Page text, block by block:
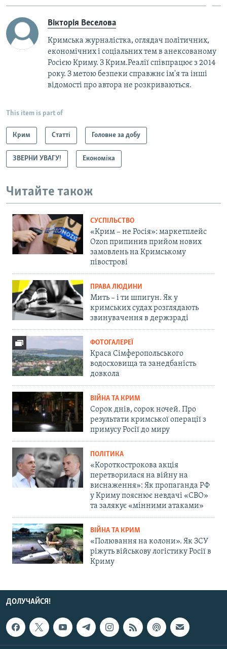
Вікторія Веселова
Кримська журналістка, оглядач політичних,
економічних і соціальних тем в анексованому
Росією Криму. З Крим.Реалії співпрацює з 2014
року. З метою безпеки справжнє ім'я та інші
відомості про автора не розкриваються.
This item is part of
Крим Статті Головне за добу
ЗВЕРНИ УВАГУ! Економіка
Читайте також
СУСПІЛЬСТВО
«Крим – не Росія»: маркетплейс
Ozon припинив прийом нових
замовлень на Кримському
півострові
ПРАВА ЛЮДИНИ
Мить – і ти шпигун. Як у
кримських судах розглядають
звинувачення в держзраді
ФОТОГАЛЕРЕЇ
Краса Сімферопольського
водосховища та занедбаність
довкола
ВІЙНА ТА КРИМ
Сорок днів, сорок ночей. Про
результати кримської операції з
примусу Росії до миру
ПОЛІТИКА
«Короткострокова акція
перетворилася на війну на
виснаження»: Як пропаганда РФ
у Криму пояснює невдачі «СВО»
та залякує «мінними атаками»
ВІЙНА ТА КРИМ
«Полювання на колони». Як ЗСУ
ріжуть військову логістику Росії в
Криму
ДОЛУЧАЙСЯ!